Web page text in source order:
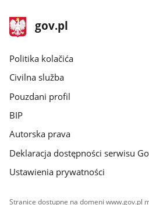
stopka
gov.pl
Glavna
gov.pl
gov.pl
Politika kolačića
Civilna služba
Pouzdani profil
BIP
Autorska prava
Deklaracja dostępności serwisu
Ustawienia prywatności
Stranice dostupne na domeni www.gov.pl